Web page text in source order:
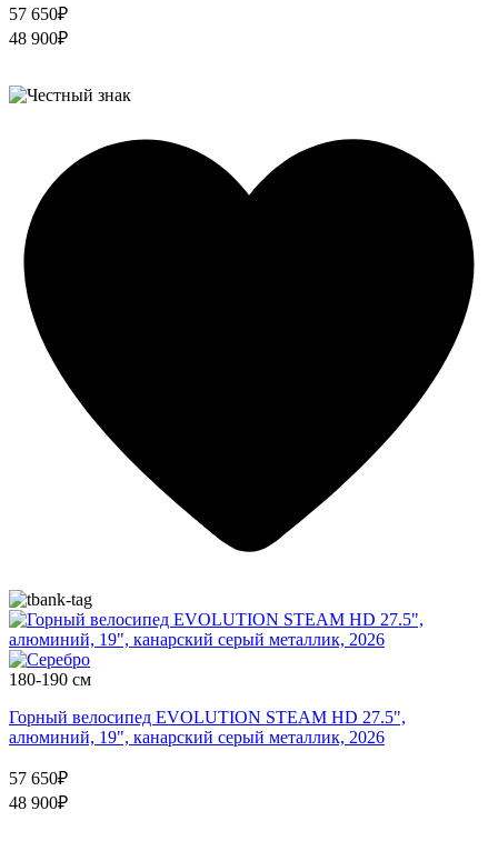
57 650₽
48 900₽
180-190 см
Горный велосипед EVOLUTION STEAM HD 27.5",
алюминий, 19", канарский серый металлик, 2026
57 650₽
48 900₽